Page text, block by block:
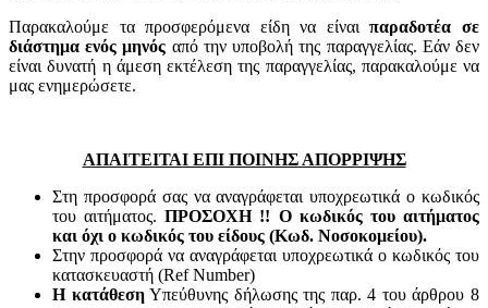
Παρακαλούμε τα προσφερόμενα είδη να είναιπαραδοτέα σε
διάστημα ενός μηνός από την υποβολή της παραγγελίας. Εάν δεν
είναι δυνατή η άμεση εκτέλεση της παραγγελίας, παρακαλούμε να
μας ενημερώσετε.
ΑΠΑΙΤΕΙΤΑΙ ΕΠΙ ΠΟΙΝΗΣ ΑΠΟΡΡΙΨΗΣ
Στη προσφορά σας να αναγράφεται υποχρεωτικά ο κωδικός
του αιτήματος.ΠΡΟΣΟΧΗ !! Ο κωδικός του αιτήματος
και όχι ο κωδικός του είδους (Κωδ. Νοσοκομείου).
Στην προσφορά να αναγράφεται υποχρεωτικά ο κωδικός του
κατασκευαστή (Ref Number)
Η κατάθεσηΥπεύθυνης δήλωσης της παρ. 4 του άρθρου 8